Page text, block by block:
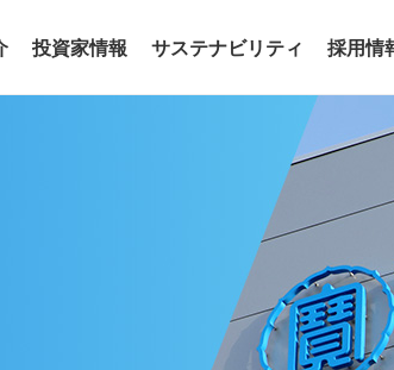
グループ会社
投資家情報 サステナビリティ 採用情